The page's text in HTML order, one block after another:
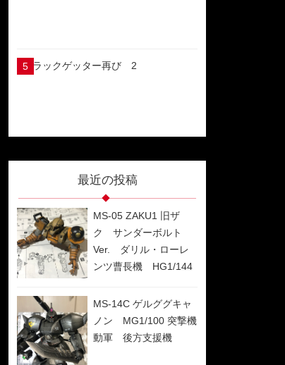
ブラックゲッター再び 2
最近の投稿
MS-05 ZAKU1 旧ザ
ク サンダーボルト
Ver. ダリル・ローレ
ンツ曹長機 HG1/144
MS-14C ゲルググキャ
ノン MG1/100 突撃機
動軍 後方支援機